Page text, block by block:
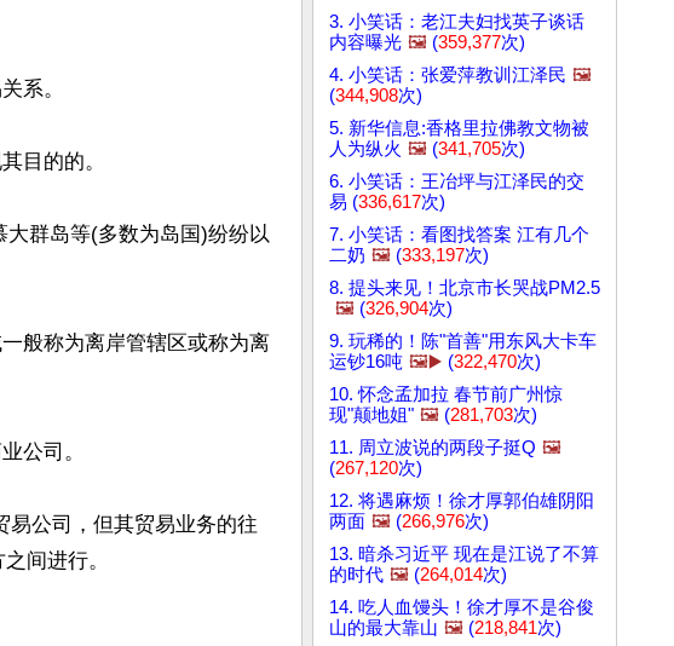
系。
目的的。
群岛等(多数为岛国)纷纷以
般称为离岸管辖区或称为离
公司。
易公司，但其贸易业务的往
间进行。
3. 小笑话：老江夫妇找英子谈话
内容曝光 🖼️ (359,377次)
4. 小笑话：张爱萍教训江泽民 🖼️
(344,908次)
5. 新华信息:香格里拉佛教文物被
人为纵火 🖼️ (341,705次)
6. 小笑话：王冶坪与江泽民的交
易 (336,617次)
7. 小笑话：看图找答案 江有几个
二奶 🖼️ (333,197次)
8. 提头来见！北京市长哭战PM2.5
🖼️ (326,904次)
9. 玩稀的！陈"首善"用东风大卡车
运钞16吨 🖼️▶️ (322,470次)
10. 怀念孟加拉 春节前广州惊
现"颠地姐" 🖼️ (281,703次)
11. 周立波说的两段子挺Q 🖼️
(267,120次)
12. 将遇麻烦！徐才厚郭伯雄阴阳
两面 🖼️ (266,976次)
13. 暗杀习近平 现在是江说了不算
的时代 🖼️ (264,014次)
14. 吃人血馒头！徐才厚不是谷俊
山的最大靠山 🖼️ (218,841次)